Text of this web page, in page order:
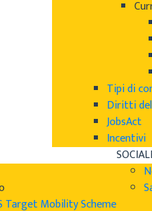
Tipi di
Diritti
JobsAct
Incentivi
Target Mobility Scheme